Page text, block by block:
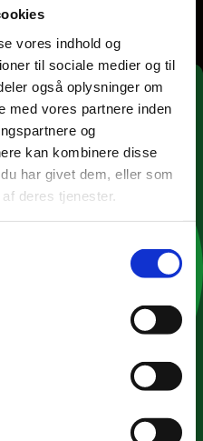
vores indhold og
til sociale medier og til
også oplysninger om
med vores partnere inden
og
kan kombinere disse
har givet dem, eller som
deres tjenester.
nyhedsbrev
bestillinger